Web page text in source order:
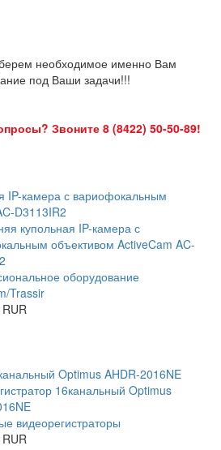
необходимое именно Вам
под Ваши задачи!!!
Звоните 8 (8422) 50-50-89!
купольная IP-камера с
объективом ActiveCam AC-
оборудование
Trassir
16канальный Optimus
видеорегистраторы